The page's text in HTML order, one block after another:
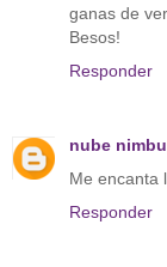
ganas de
Besos!
Responder
nube
Me encanta
Responder